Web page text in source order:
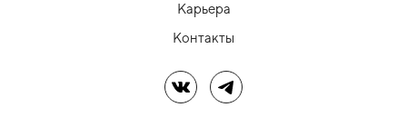
Карьера
Контакты
Мы в ВКМы в Telegram